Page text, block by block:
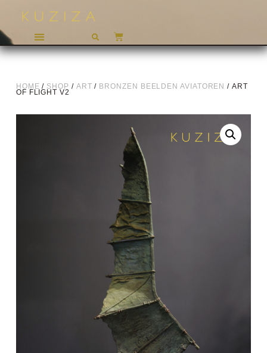
HOME / SHOP / ART / BRONZEN BEELDEN AVIATOREN / ART
OF FLIGHT V2